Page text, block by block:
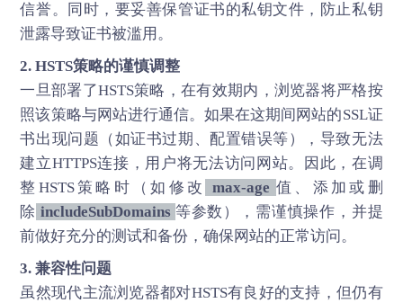
信誉。同时，要妥善保管证书的私钥文件，防止私钥
泄露导致证书被滥用。
2. HSTS策略的谨慎调整
一旦部署了HSTS策略，在有效期内，浏览器将严格按
照该策略与网站进行通信。如果在这期间网站的SSL证
书出现问题（如证书过期、配置错误等），导致无法
建立HTTPS连接，用户将无法访问网站。因此，在调
整HSTS策略时（如修改
max-age 值、添加或删
除 includeSubDomains 等参数），需谨慎操作，并提
前做好充分的测试和备份，确保网站的正常访问。
3. 兼容性问题
虽然现代主流浏览器都对HSTS有良好的支持，但仍有